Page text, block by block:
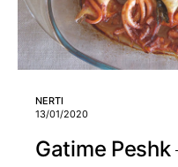
NERTI
13/01/2020
Gatime Peshk